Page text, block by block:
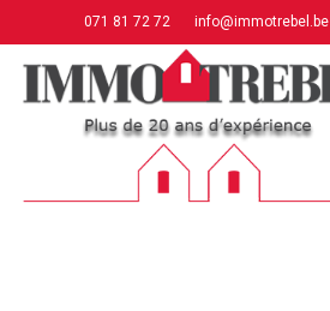
071 81 72 72 info@immotrebel.be